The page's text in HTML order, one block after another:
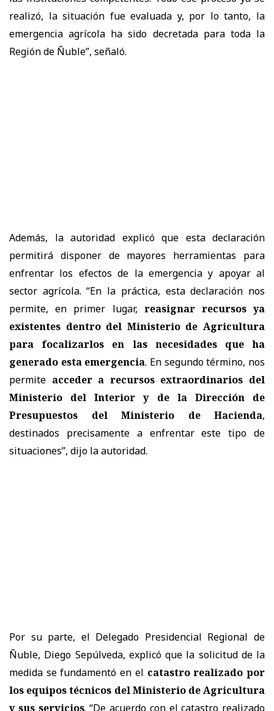
realizó, la situación fue evaluada y, por lo tanto, la
emergencia agrícola ha sido decretada para toda la
Región de Ñuble”, señaló.
Además, la autoridad explicó que esta declaración
permitirá disponer de mayores herramientas para
enfrentar los efectos de la emergencia y apoyar al
sector agrícola. “En la práctica, esta declaración nos
permite, en primer lugar, reasignar recursos ya
existentes dentro del Ministerio de Agricultura
para focalizarlos en las necesidades que ha
generado esta emergencia. En segundo término, nos
permite acceder a recursos extraordinarios del
Ministerio del Interior y de la Dirección de
Presupuestos del Ministerio de Hacienda,
destinados precisamente a enfrentar este tipo de
situaciones”, dijo la autoridad.
Por su parte, el Delegado Presidencial Regional de
Ñuble, Diego Sepúlveda, explicó que la solicitud de la
medida se fundamentó en el catastro realizado por
los equipos técnicos del Ministerio de Agricultura
y sus servicios. “De acuerdo con el catastro realizado